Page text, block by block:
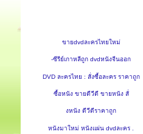
ขายdvdละครไทยใหม่
-ซีรีย์เกาหลีถูก dvdหนังจีนออก
DVD ละครไทย : สั่งซื้อละคร ราคาถูก
ซื้อหนัง ขายดีวีดี ขายหนัง สั่
งหนัง ดีวีดีราคาถูก
หนังมาใหม่ หนังแผ่น dvdละคร .